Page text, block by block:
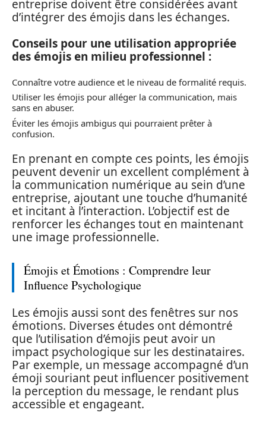
entreprise doivent être considérées avant
d’intégrer des émojis dans les échanges.
Conseils pour une utilisation appropriée
des émojis en milieu professionnel :
Connaître votre audience et le niveau de formalité requis.
Utiliser les émojis pour alléger la communication, mais
sans en abuser.
Éviter les émojis ambigus qui pourraient prêter à
confusion.
En prenant en compte ces points, les émojis
peuvent devenir un excellent complément à
la communication numérique au sein d’une
entreprise, ajoutant une touche d’humanité
et incitant à l’interaction. L’objectif est de
renforcer les échanges tout en maintenant
une image professionnelle.
Émojis et Émotions : Comprendre leur
Influence Psychologique
Les émojis aussi sont des fenêtres sur nos
émotions. Diverses études ont démontré
que l’utilisation d’émojis peut avoir un
impact psychologique sur les destinataires.
Par exemple, un message accompagné d’un
émoji souriant peut influencer positivement
la perception du message, le rendant plus
accessible et engageant.